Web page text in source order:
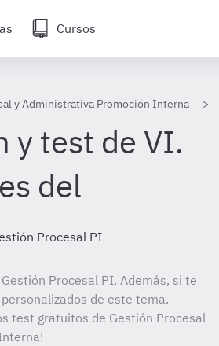
Cursos
y Administrativa Promoción Interna
y test de VI.
del
Procesal PI
Procesal PI. Además, si te
de este tema.
test gratuitos de Gestión Procesal